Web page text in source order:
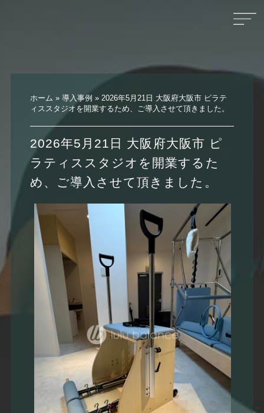
ホーム » 導入事例 » 2026年5月21日 大阪府大阪市 ピラテ
ィススタジオを開業するため、ご導入させて頂きました。
2026年5月21日 大阪府大阪市 ピ
ラティススタジオを開業するた
め、ご導入させて頂きました。